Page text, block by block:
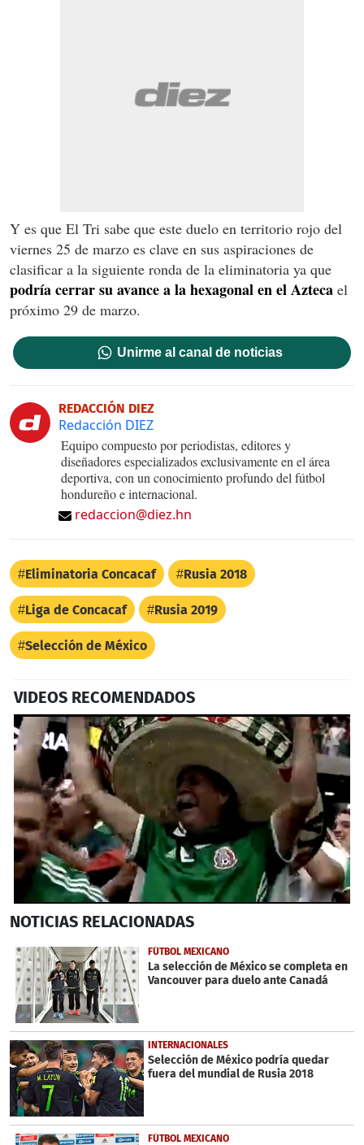
Y es que El Tri sabe que este duelo en territorio rojo del
viernes 25 de marzo es clave en sus aspiraciones de
clasificar a la siguiente ronda de la eliminatoria ya que
podría cerrar su avance a la hexagonal en el Azteca el
próximo 29 de marzo.
Unirme al canal de noticias
REDACCIÓN DIEZ
Redacción DIEZ
Equipo compuesto por periodistas, editores y
diseñadores especializados exclusivamente en el área
deportiva, con un conocimiento profundo del fútbol
hondureño e internacional.
redaccion@diez.hn
Eliminatoria Concacaf Rusia 2018
Liga de Concacaf Rusia 2019
Selección de México
VIDEOS RECOMENDADOS
seconds
58
seconds
NOTICIAS RELACIONADAS
FÚTBOL MEXICANO
La selección de México se completa en
Vancouver para duelo ante Canadá
INTERNACIONALES
Selección de México podría quedar
fuera del mundial de Rusia 2018
FÚTBOL MEXICANO